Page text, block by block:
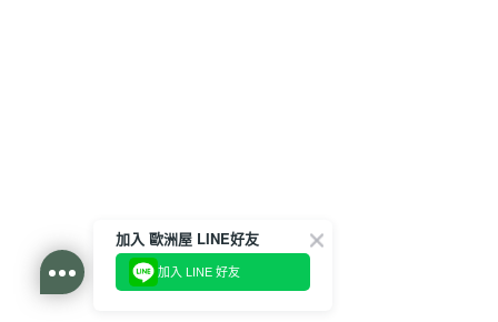
加入 歐洲屋 LINE好友
加入 LINE 好友